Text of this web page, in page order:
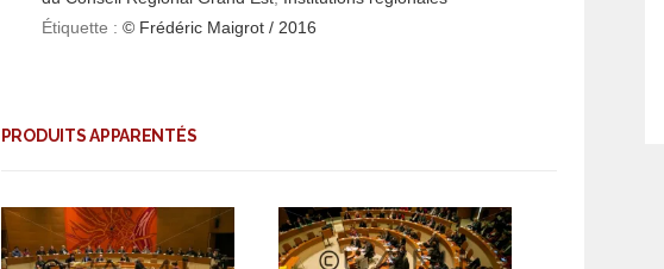
Étiquette : © Frédéric Maigrot / 2016
PRODUITS APPARENTÉS